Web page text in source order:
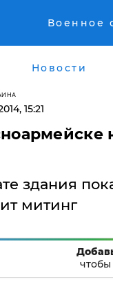
Военное
Новости
15:21
здания
митинг
чтобы